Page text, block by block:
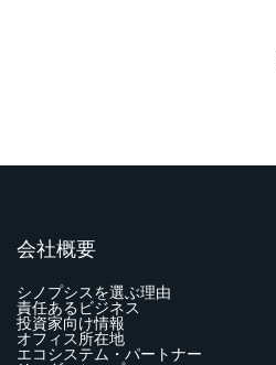
会社概要
シノプシスを選ぶ理由
責任あるビジネス
投資家向け情報
オフィス所在地
エコシステム・パートナー